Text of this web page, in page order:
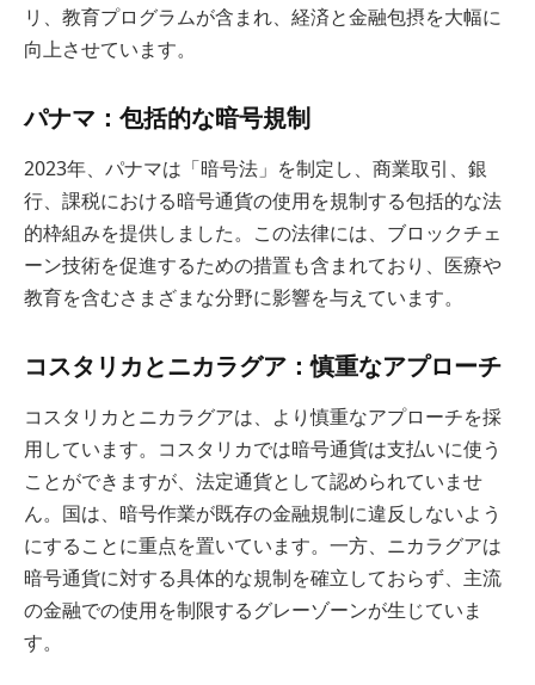
リ、教育プログラムが含まれ、経済と金融包摂を大幅に
向上させています。
パナマ：包括的な暗号規制
2023年、パナマは「暗号法」を制定し、商業取引、銀
行、課税における暗号通貨の使用を規制する包括的な法
的枠組みを提供しました。この法律には、ブロックチェ
ーン技術を促進するための措置も含まれており、医療や
教育を含むさまざまな分野に影響を与えています。
コスタリカとニカラグア：慎重なアプローチ
コスタリカとニカラグアは、より慎重なアプローチを採
用しています。コスタリカでは暗号通貨は支払いに使う
ことができますが、法定通貨として認められていませ
ん。国は、暗号作業が既存の金融規制に違反しないよう
にすることに重点を置いています。一方、ニカラグアは
暗号通貨に対する具体的な規制を確立しておらず、主流
の金融での使用を制限するグレーゾーンが生じていま
す。